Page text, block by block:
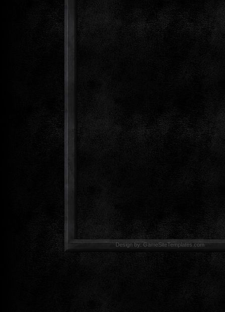
Design by: